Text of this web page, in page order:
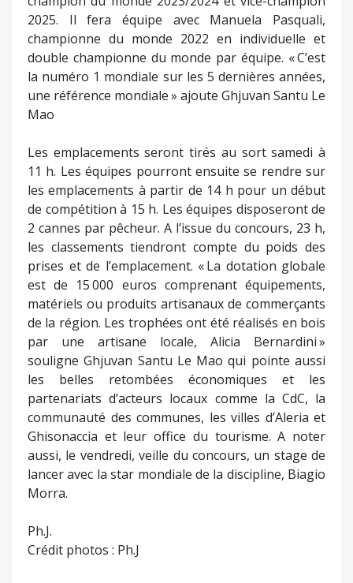
2025. Il fera équipe avec Manuela Pasquali,
championne du monde 2022 en individuelle et
double championne du monde par équipe. « C’est
la numéro 1 mondiale sur les 5 dernières années,
une référence mondiale » ajoute Ghjuvan Santu Le
Mao
Les emplacements seront tirés au sort samedi à
11 h. Les équipes pourront ensuite se rendre sur
les emplacements à partir de 14 h pour un début
de compétition à 15 h. Les équipes disposeront de
2 cannes par pêcheur. A l’issue du concours, 23 h,
les classements tiendront compte du poids des
prises et de l’emplacement. « La dotation globale
est de 15 000 euros comprenant équipements,
matériels ou produits artisanaux de commerçants
de la région. Les trophées ont été réalisés en bois
par une artisane locale, Alicia Bernardini »
souligne Ghjuvan Santu Le Mao qui pointe aussi
les belles retombées économiques et les
partenariats d’acteurs locaux comme la CdC, la
communauté des communes, les villes d’Aleria et
Ghisonaccia et leur office du tourisme. A noter
aussi, le vendredi, veille du concours, un stage de
lancer avec la star mondiale de la discipline, Biagio
Morra.
Ph.J.
Crédit photos : Ph.J